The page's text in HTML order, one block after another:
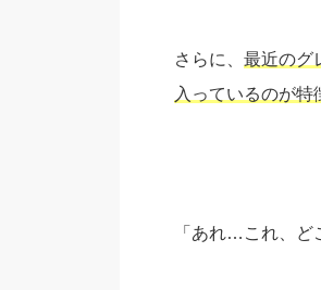
さらに、 最近のグ
入っているのが特
「あれ…これ、ど